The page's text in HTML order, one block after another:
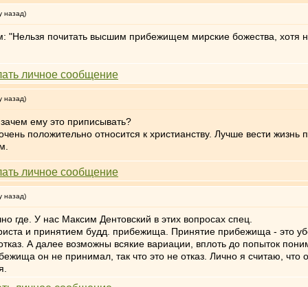
назад)
"Нельзя почитать высшим прибежищем мирские божества, хотя
назад)
ему это приписывать?
положительно относится к христианству. Лучше вести
назад)
где. У нас Максим Дентовский в этих вопросах спец.
и принятием будд. прибежища. Принятие прибежища - это
А далее возможны всякие вариации, вплоть до попыток
он не принимал, так что это не отказ. Лично я считаю,